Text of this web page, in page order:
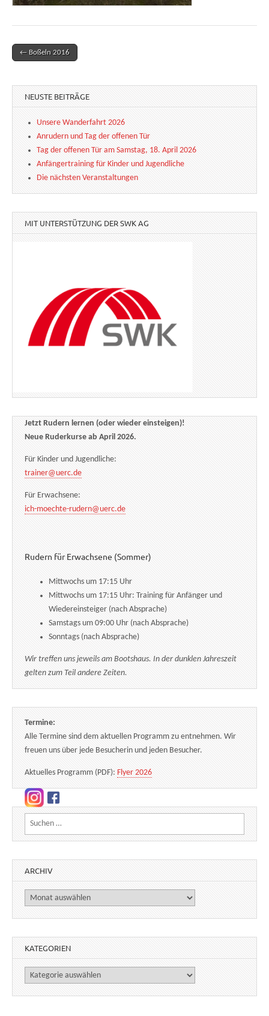
Post navigation
← Boßeln 2016
NEUSTE BEITRÄGE
Unsere Wanderfahrt 2026
Anrudern und Tag der offenen Tür
Tag der offenen Tür am Samstag, 18. April 2026
Anfängertraining für Kinder und Jugendliche
Die nächsten Veranstaltungen
MIT UNTERSTÜTZUNG DER SWK AG
Jetzt Rudern lernen (oder wieder einsteigen)!
Neue Ruderkurse ab April 2026.
Für Kinder und Jugendliche:
trainer@uerc.de
Für Erwachsene:
ich-moechte-rudern@uerc.de
Rudern für Erwachsene (Sommer)
Mittwochs um 17:15 Uhr
Mittwochs um 17:15 Uhr: Training für Anfänger und
Wiedereinsteiger (nach Absprache)
Samstags um 09:00 Uhr (nach Absprache)
Sonntags (nach Absprache)
Wir treffen uns jeweils am Bootshaus. In der dunklen Jahreszeit
gelten zum Teil andere Zeiten.
Termine:
Alle Termine sind dem aktuellen Programm zu entnehmen. Wir
freuen uns über jede Besucherin und jeden Besucher.
Aktuelles Programm (PDF): Flyer 2026
Suchen nach:
ARCHIV
Archiv
KATEGORIEN
Kategorien